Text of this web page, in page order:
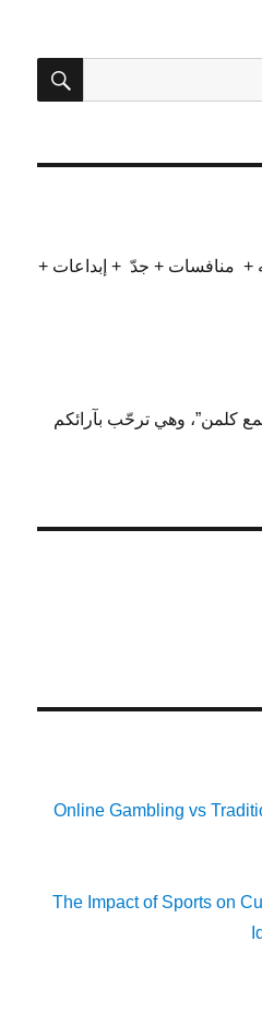
بحث
+ منافسات + جدّ + إبداعات +
كلمن”، وهي ترحّب بآرائكم
Online Gambling vs
The Impact of Sports on